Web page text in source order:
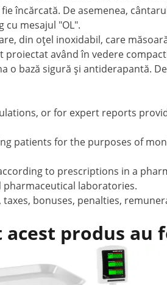
încărcată. De asemenea,
cu mesajul "OL".
din oțel inoxidabil, care
proiectat având în vedere
bază sigură și antiderapantă.
or for expert reports
patients for the purposes of
to prescriptions in a
laboratories.
bonuses, penalties,
produs au